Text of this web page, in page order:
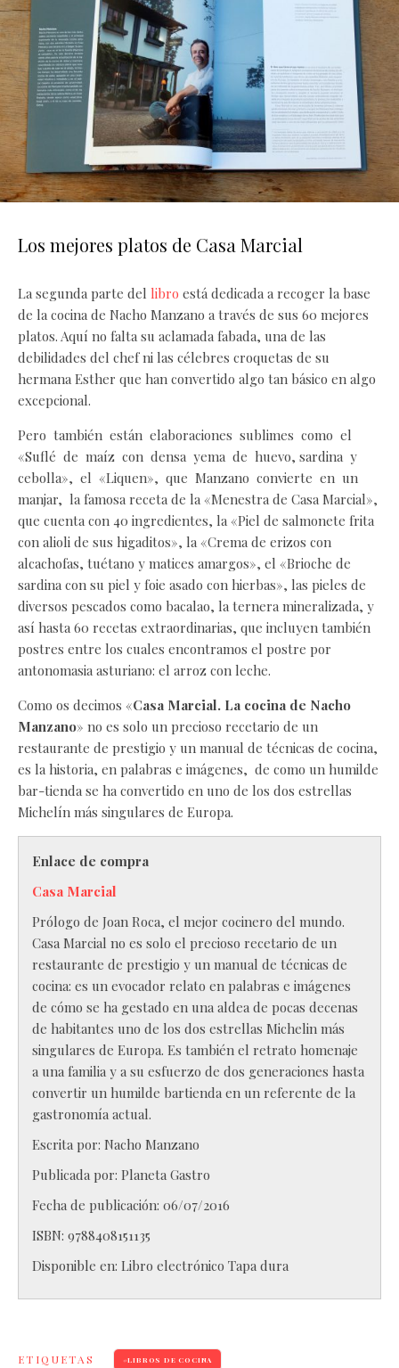
Los mejores platos de Casa Marcial
La segunda parte del libro está dedicada a recoger la base
de la cocina de Nacho Manzano a través de sus 60 mejores
platos. Aquí no falta su aclamada fabada, una de las
debilidades del chef ni las célebres croquetas de su
hermana Esther que han convertido algo tan básico en algo
excepcional.
Pero también están elaboraciones sublimes como el
«Suflé de maíz con densa yema de huevo, sardina y
cebolla», el «Liquen», que Manzano convierte en un
manjar, la famosa receta de la «Menestra de Casa Marcial»,
que cuenta con 40 ingredientes, la «Piel de salmonete frita
con alioli de sus higaditos», la «Crema de erizos con
alcachofas, tuétano y matices amargos», el «Brioche de
sardina con su piel y foie asado con hierbas», las pieles de
diversos pescados como bacalao, la ternera mineralizada, y
así hasta 60 recetas extraordinarias, que incluyen también
postres entre los cuales encontramos el postre por
antonomasia asturiano: el arroz con leche.
Como os decimos «Casa Marcial. La cocina de Nacho
Manzano» no es solo un precioso recetario de un
restaurante de prestigio y un manual de técnicas de cocina,
es la historia, en palabras e imágenes, de como un humilde
bar-tienda se ha convertido en uno de los dos estrellas
Michelín más singulares de Europa.
Enlace de compra
Casa Marcial
Prólogo de Joan Roca, el mejor cocinero del mundo.
Casa Marcial no es solo el precioso recetario de un
restaurante de prestigio y un manual de técnicas de
cocina: es un evocador relato en palabras e imágenes
de cómo se ha gestado en una aldea de pocas decenas
de habitantes uno de los dos estrellas Michelin más
singulares de Europa. Es también el retrato homenaje
a una familia y a su esfuerzo de dos generaciones hasta
convertir un humilde bartienda en un referente de la
gastronomía actual.
Escrita por: Nacho Manzano
Publicada por: Planeta Gastro
Fecha de publicación: 06/07/2016
ISBN: 9788408151135
Disponible en: Libro electrónico Tapa dura
ETIQUETAS LIBROS DE COCINA